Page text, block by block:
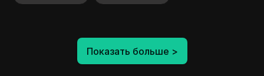
Показать больше >